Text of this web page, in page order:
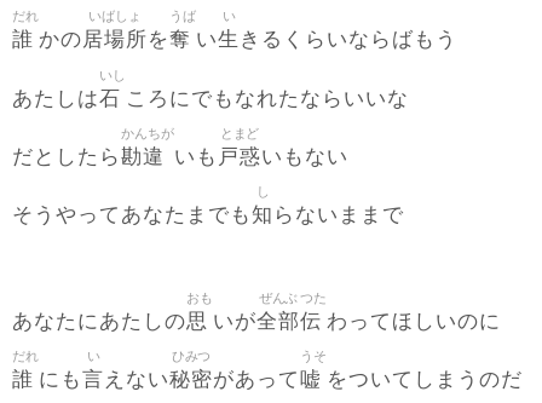
誰
だれ
かの居場所
いばしょ
を奪
うば
い生
い
きるくらいならばもう
あたしは石
いし
ころにでもなれたならいいな
だとしたら勘違
かんちが
いも 戸惑
とまど
いもない
そうやってあなたまでも知
し
らないままで
あなたにあたしの思
おも
いが全部
ぜんぶ
伝
つた
わってほしいのに
誰
だれ
にも言
い
えない秘密
ひみつ
があって嘘
うそ
をついてしまうのだ